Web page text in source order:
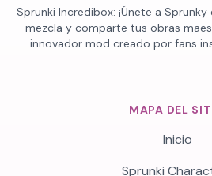
Sprunki Incredibox: ¡Únete a
mezcla y comparte tus obras
innovador mod creado por fans
MAPA DEL
Inicio
Sprunki